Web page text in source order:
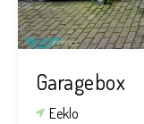
Garagebox
Eeklo